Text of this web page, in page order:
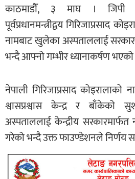
काठमाडौँ, ३ माघ । जिपी
पूर्वप्रधानमन्त्रीद्वय गिरिजाप्रसाद
नामबाट खुलेका अस्पताललाई
भन्दै आफ्नो गम्भीर ध्यानाकर्षण
नेपाली गिरिजाप्रसाद कोइरालाको
श्वासप्रश्वास केन्द्र र बाँकेको
अस्पताललाई केन्द्रीय सरकारमार्फत
गरेको भन्दै उक्त फाउण्डेशनले निर्णय